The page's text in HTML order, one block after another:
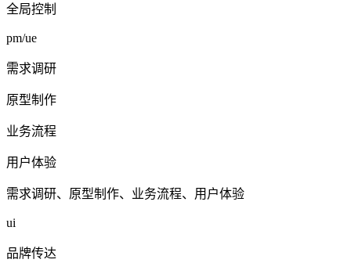
全局控制
pm/ue
需求调研
原型制作
业务流程
用户体验
需求调研、原型制作、业务流程、用户体验
ui
品牌传达